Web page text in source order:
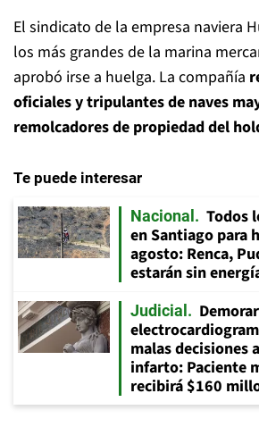
El sindicato de la empresa naviera
los más grandes de la marina
aprobó irse a huelga. La compañía
oficiales y tripulantes de naves
remolcadores de propiedad del
Te puede interesar
Nacional
Todos
en Santiago para
agosto: Renca,
estarán sin
Judicial
malas decisiones
infarto: Paciente
recibirá $160